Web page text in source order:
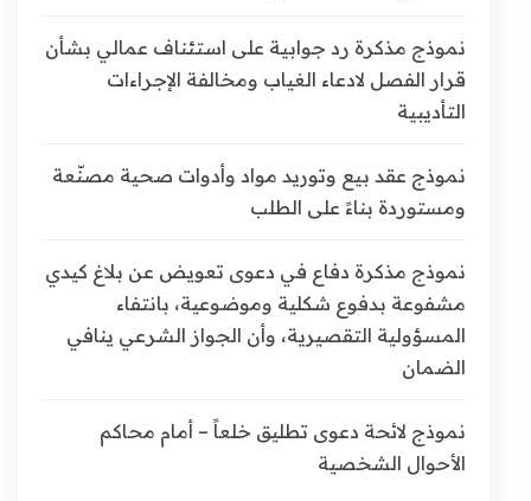
نموذج مذكرة رد جوابية على استئناف عمالي بشأن
قرار الفصل لادعاء الغياب ومخالفة الإجراءات
التأديبية
نموذج عقد بيع وتوريد مواد وأدوات صحية مصنّعة
ومستوردة بناءً على الطلب
نموذج مذكرة دفاع في دعوى تعويض عن بلاغ كيدي
مشفوعة بدفوع شكلية وموضوعية، بانتفاء
المسؤولية التقصيرية، وأن الجواز الشرعي ينافي
الضمان
نموذج لائحة دعوى تطليق خلعاً – أمام محاكم
الأحوال الشخصية